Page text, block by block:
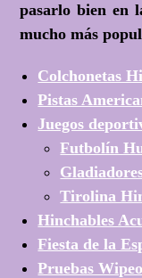
pasarlo bien en
mucho más
Colchonetas
Pistas
Juegos
Futbolín
Tirolina
Hinchables
Fiesta de la
Pruebas